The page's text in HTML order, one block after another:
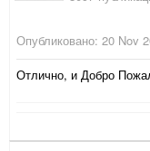
Опубликовано: 20 Nov
Отлично, и Добро